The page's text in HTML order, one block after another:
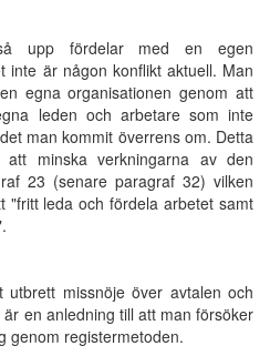
upp fördelar med en egen
inte är någon konflikt aktuell. Man
egna organisationen genom att
leden och arbetare som inte
man kommit överrens om. Detta
minska verkningarna av den
23 (senare paragraf 32) vilken
"fritt leda och fördela arbetet samt
missnöje över avtalen och
en anledning till att man försöker
genom registermetoden.